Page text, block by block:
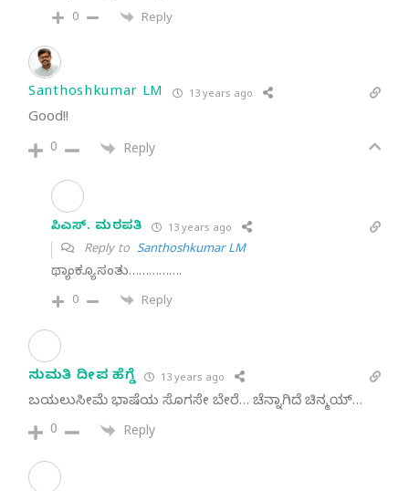
0 Reply
Santhoshkumar LM 13 years ago
Good!!
0 Reply
ಸಿ. ಎಸ್. ಮಠಪತಿ 13 years ago
Reply to Santhoshkumar LM
ಥ್ಯಾಂಕ್ಯೂ ಸಂತು…………….
0 Reply
ಸುಮತಿ ದೀಪ ಹೆಗ್ಡೆ 13 years ago
ಬಯಲುಸೀಮೆ ಭಾಷೆಯ ಸೊಗಸೇ ಬೇರೆ… ಚೆನ್ನಾಗಿದೆ ಚಿನ್ಮಯ್…
0 Reply